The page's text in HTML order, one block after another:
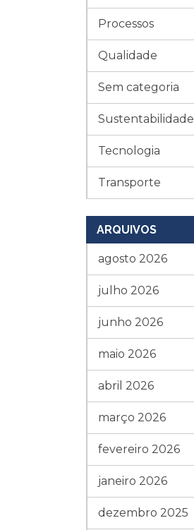
Processos
Qualidade
Sem categoria
Sustentabilidade
Tecnologia
Transporte
ARQUIVOS
agosto 2026
julho 2026
junho 2026
maio 2026
abril 2026
março 2026
fevereiro 2026
janeiro 2026
dezembro 2025